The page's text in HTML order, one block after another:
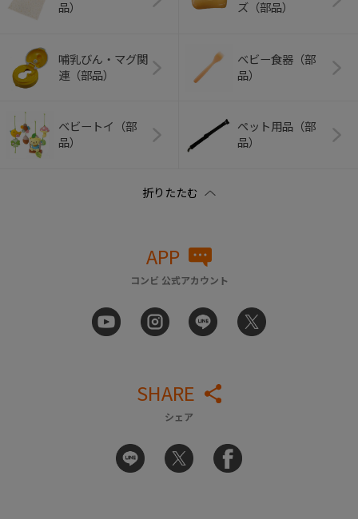
品）
ズ（部品）
哺乳びん・マグ関
連（部品）
ベビー食器（部
品）
ベビートイ（部
品）
ペット用品（部
品）
APP
コンビ 公式アカウント
SHARE
シェア